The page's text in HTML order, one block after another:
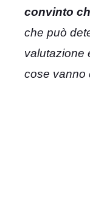
convinto
che può
valutazione
cose vanno